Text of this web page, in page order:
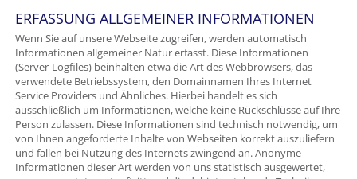
ERFASSUNG ALLGEMEINER INFORMATIONEN
Wenn Sie auf unsere Webseite zugreifen, werden automatisch
Informationen allgemeiner Natur erfasst. Diese Informationen
(Server-Logfiles) beinhalten etwa die Art des Webbrowsers, das
verwendete Betriebssystem, den Domainnamen Ihres Internet
Service Providers und Ähnliches. Hierbei handelt es sich
ausschließlich um Informationen, welche keine Rückschlüsse auf Ihre
Person zulassen. Diese Informationen sind technisch notwendig, um
von Ihnen angeforderte Inhalte von Webseiten korrekt auszuliefern
und fallen bei Nutzung des Internets zwingend an. Anonyme
Informationen dieser Art werden von uns statistisch ausgewertet,